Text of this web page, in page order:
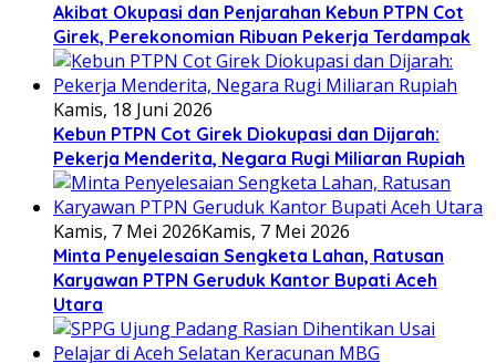
Akibat Okupasi dan Penjarahan Kebun PTPN Cot
Girek, Perekonomian Ribuan Pekerja Terdampak
Kamis, 18 Juni 2026
Kebun PTPN Cot Girek Diokupasi dan Dijarah:
Pekerja Menderita, Negara Rugi Miliaran Rupiah
Kamis, 7 Mei 2026Kamis, 7 Mei 2026
Minta Penyelesaian Sengketa Lahan, Ratusan
Karyawan PTPN Geruduk Kantor Bupati Aceh
Utara